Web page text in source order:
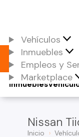
Vehículos
Inmuebles
Empleos y
Marketplace
Inmuebles
Nissan
Inicio